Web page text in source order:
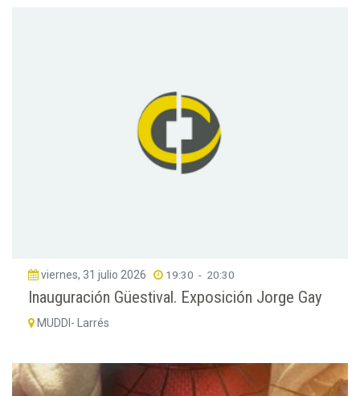
viernes, 31 julio 2026 19:30 - 20:30
Inauguración Güestival. Exposición Jorge Gay
MUDDI- Larrés